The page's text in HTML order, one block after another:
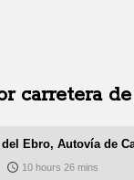
carretera de
Ebro, Autovía de
10 hours 26 mins